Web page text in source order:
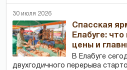
30 июля 2026
Спасская
Елабуге:
цены и
В Елабуге
двухгодичного перерыва